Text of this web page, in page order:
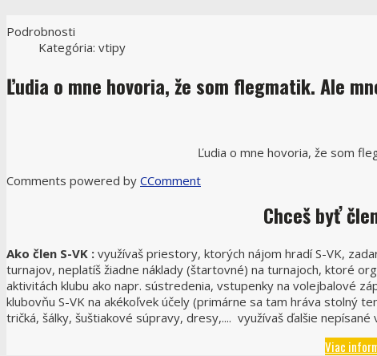
Podrobnosti
Kategória: vtipy
Ľudia o mne hovoria, že som flegmatik. Ale
Ľudia o mne hovoria, že som
Comments powered by CComment
Chcešbyť
Ako člen S-VK : využívaš priestory, ktorých nájom hradí S-VK,
turnajov, neplatíš žiadne náklady (štartovné) na turnajoch, ktoré
aktivitách klubu ako napr. sústredenia, vstupenky na volejbalové
klubovňu S-VK na akékoľvek účely (primárne sa tam hráva stolný
tričká, šálky, šuštiakové súpravy, dresy,.... využívaš ďalšie nepísané
Viac